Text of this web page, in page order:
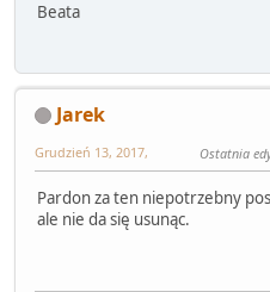
Beata
Jarek
Grudzień 13, 2017, Ostatnia
Pardon za ten niepotrzebny
ale nie da się usunąc.